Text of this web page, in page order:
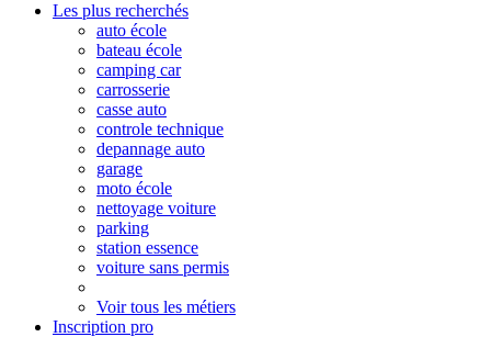
Les plus recherchés
auto école
bateau école
camping car
carrosserie
casse auto
controle technique
depannage auto
garage
moto école
nettoyage voiture
parking
station essence
voiture sans permis
Voir tous les métiers
Inscription pro